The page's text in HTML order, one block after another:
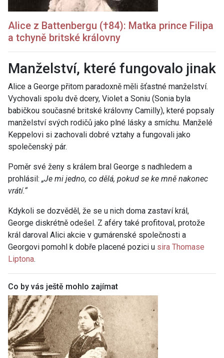
Alice z Battenbergu (†84): Matka prince Filipa
a tchyně britské královny
Manželství, které fungovalo jinak
Alice a George přitom paradoxně měli šťastné manželství.
Vychovali spolu dvě dcery, Violet a Soniu (Sonia byla
babičkou současné britské královny Camilly), které popsaly
manželství svých rodičů jako plné lásky a smíchu. Manželé
Keppelovi si zachovali dobré vztahy a fungovali jako
společenský pár.
Poměr své ženy s králem bral George s nadhledem a
prohlásil: „Je mi jedno, co dělá, pokud se ke mně nakonec
vrátí.“
Kdykoli se dozvěděl, že se u nich doma zastaví král,
George diskrétně odešel. Z aféry také profitoval, protože
král daroval Alici akcie v gumárenské společnosti a
Georgovi pomohl k dobře placené pozici u sira Thomase
Liptona.
Co by vás ještě mohlo zajímat